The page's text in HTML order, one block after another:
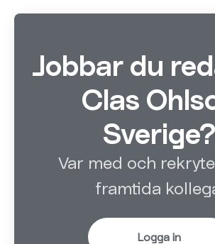
Jobbar du
Clas
Sverige?
Var med och
framtida
Logga in